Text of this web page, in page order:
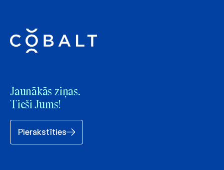
Jaunākās ziņas.
Tieši Jums!
Pierakstīties